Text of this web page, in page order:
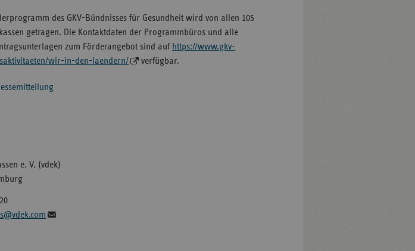
des GKV-Bündnisses für Gesundheit wird von allen 105
getragen. Die Kontaktdaten der Programmbüros und alle
zum Förderangebot sind auf https://www.gkv-
wir-in-den-laendern/
verfügbar.
e. V. (vdek)